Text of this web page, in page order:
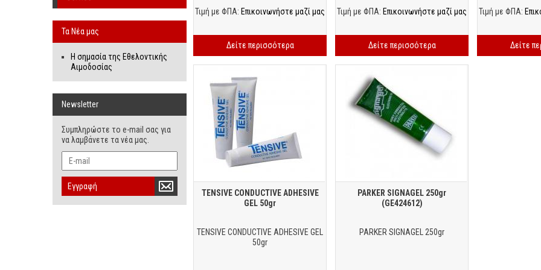
Τιμή με ΦΠΑ: Επικοινωνήστε μαζί μας
Δείτε περισσότερα
Τιμή με ΦΠΑ: Επικοινωνήστε μαζί μας
Δείτε περισσότερα
Τιμή με ΦΠΑ:
Δείτε
TENSIVE CONDUCTIVE ADHESIVE
GEL 50gr
TENSIVE CONDUCTIVE ADHESIVE GEL
50gr
PARKER SIGNAGEL 250gr
(GE424612)
PARKER SIGNAGEL 250gr
Τα Νέα μας
Η σημασία της Εθελοντικής
Αιμοδοσίας
Newsletter
Συμπληρώστε το e-mail σας για
να λαμβάνετε τα νέα μας.
Εγγραφή